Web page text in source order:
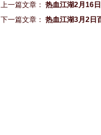
上一篇文章： 热血江湖2月16
下一篇文章： 热血江湖3月2日